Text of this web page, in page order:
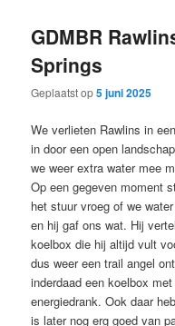
GDMBR
Springs
Geplaatst op5 juni 2025
We verlieten Rawlins in
in door een open
we weer extra water mee
Op een gegeven moment
het stuur vroeg of we
en hij gaf ons wat. Hij
koelbox die hij altijd vult
dus weer een trail angel
inderdaad een koelbox
energiedrank. Ook daar
is later nog erg goed van